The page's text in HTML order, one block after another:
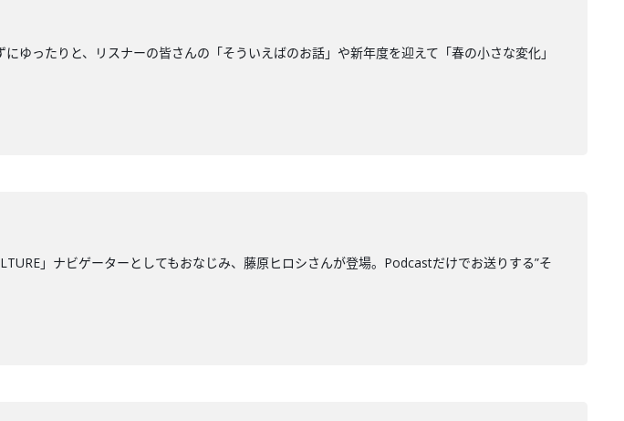
ゆったりと、リスナーの皆さんの「そういえばのお話」や新年度を迎えて「春の小さな変化」
」ナビゲーターとしてもおなじみ、藤原ヒロシさんが登場。Podcastだけでお送りする”そ